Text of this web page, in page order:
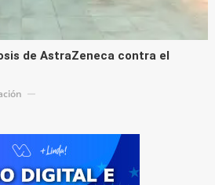
de AstraZeneca contra el